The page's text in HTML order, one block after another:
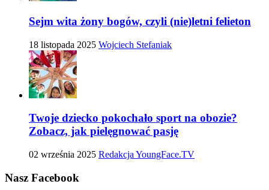
Sejm wita żony bogów, czyli (nie)letni felieton
18 listopada 2025 Wojciech Stefaniak
Twoje dziecko pokochało sport na obozie?
Zobacz, jak pielęgnować pasję
02 września 2025 Redakcja YoungFace.TV
Nasz Facebook